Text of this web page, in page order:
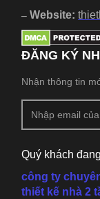
– Website:
ĐĂNG KÝ
Nhận thông tin
Quý khách
công ty
thiết kế nhà 2